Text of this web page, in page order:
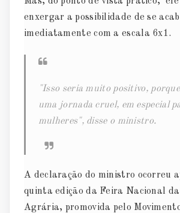
enxergar a possibilidade de se
imediatamente com a escala 6x1.
"Isso seria muito positivo,
uma jornada cruel, em especial
mulheres", disse o ministro.
A declaração do ministro ocorreu
quinta edição da Feira Nacional
Agrária, promovida pelo